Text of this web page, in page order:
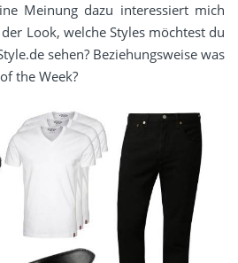
Meinung dazu interessiert mich
Look, welche Styles möchtest du
sehen? Beziehungsweise was
the Week?